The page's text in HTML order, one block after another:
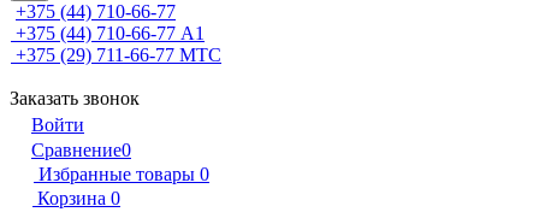
+375 (44) 710-66-77
+375 (44) 710-66-77 А1
+375 (29) 711-66-77 МТС
Заказать звонок
Войти
Сравнение0
Избранные товары 0
Корзина 0